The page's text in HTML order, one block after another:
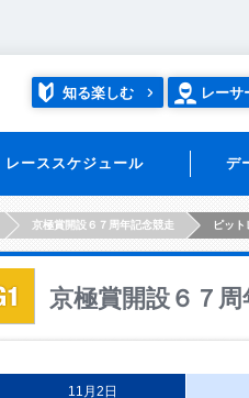
知る楽しむ レーサ
レーススケジュール デ
京極賞開設６７周年記念競走 ピッ
京極賞開設６７
11月2日